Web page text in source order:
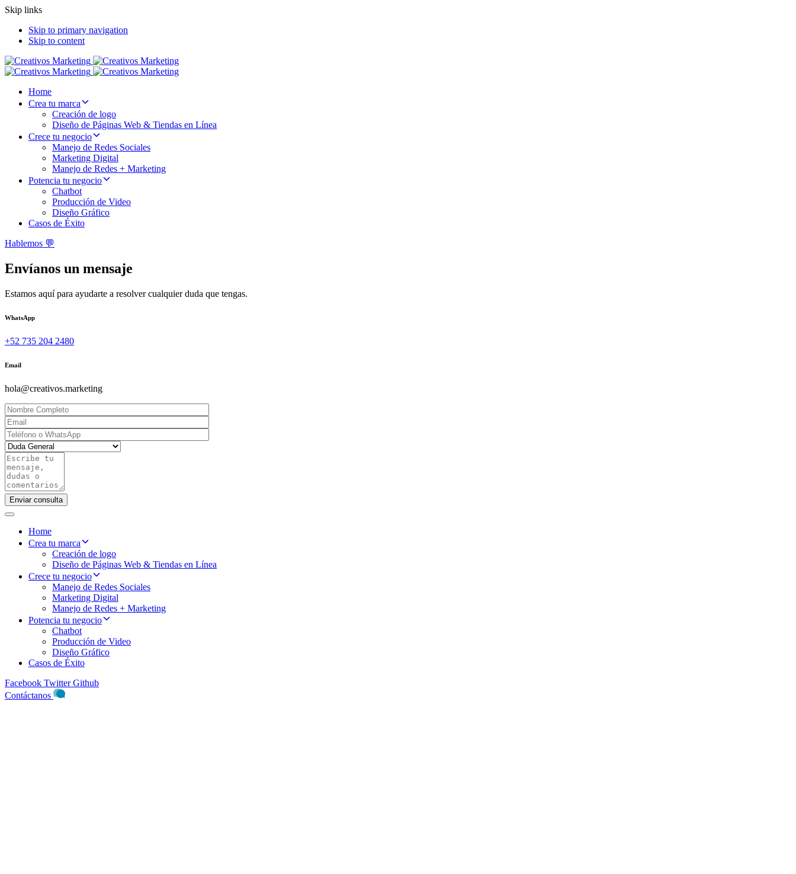
Skip links
Skip to primary navigation
Skip to content
Home
Crea tu marca
Creación de logo
Diseño de Páginas Web & Tiendas en Línea
Crece tu negocio
Manejo de Redes Sociales
Marketing Digital
Manejo de Redes + Marketing
Potencia tu negocio
Chatbot
Producción de Video
Diseño Gráfico
Casos de Éxito
Hablemos 💬
Envíanos un mensaje
Estamos aquí para ayudarte a resolver cualquier duda que tengas.
WhatsApp
+52 735 204 2480
Email
hola@creativos.marketing
Home
Crea tu marca
Creación de logo
Diseño de Páginas Web & Tiendas en Línea
Crece tu negocio
Manejo de Redes Sociales
Marketing Digital
Manejo de Redes + Marketing
Potencia tu negocio
Chatbot
Producción de Video
Diseño Gráfico
Casos de Éxito
Facebook Twitter Github
Contáctanos